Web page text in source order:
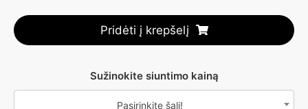
Pridėti į krepšelį
Sužinokite siuntimo kainą
Pasirinkite šalį!